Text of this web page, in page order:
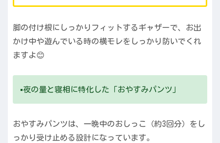
脚の付け根にしっかりフィットするギャザーで、お出
かけ中や遊んでいる時の横モレをしっかり防いでくれ
ますよ😊
▪️夜の量と寝相に特化した「おやすみパンツ」
おやすみパンツは、一晩中のおしっこ（約3回分）をし
っかり受け止める設計になっています。